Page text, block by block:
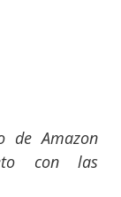
de Amazon
con las